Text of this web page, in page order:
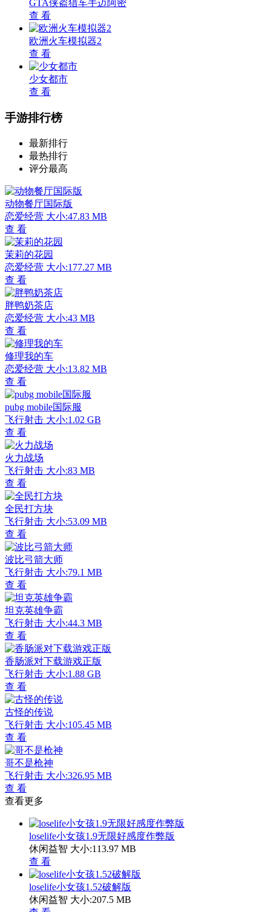
GTA侠盗猎车手迈阿密
查 看
欧洲火车模拟器2
查 看
少女都市
查 看
手游排行榜
最新排行
最热排行
评分最高
动物餐厅国际版
恋爱经营 大小:47.83 MB
查 看
茉莉的花园
恋爱经营 大小:177.27 MB
查 看
胖鸭奶茶店
恋爱经营 大小:43 MB
查 看
修理我的车
恋爱经营 大小:13.82 MB
查 看
pubg mobile国际服
飞行射击 大小:1.02 GB
查 看
火力战场
飞行射击 大小:83 MB
查 看
全民打方块
飞行射击 大小:53.09 MB
查 看
波比弓箭大师
飞行射击 大小:79.1 MB
查 看
坦克英雄争霸
飞行射击 大小:44.3 MB
查 看
香肠派对下载游戏正版
飞行射击 大小:1.88 GB
查 看
古怪的传说
飞行射击 大小:105.45 MB
查 看
哥不是枪神
飞行射击 大小:326.95 MB
查 看
查看更多
loselife小女孩1.9无限好感度作弊版
休闲益智 大小:113.97 MB
查 看
loselife小女孩1.52破解版
休闲益智 大小:207.5 MB